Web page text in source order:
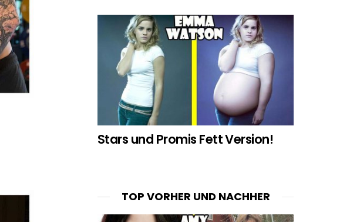
Stars und Promis Fett Version!
TOP VORHER UND NACHHER